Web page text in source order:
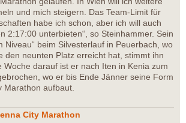
und mich steigern. Das Team-Limit für
habe ich schon, aber ich will auch
2:17:00 unterbieten“, so Steinhammer. Sein
Niveau“ beim Silvesterlauf in Peuerbach, wo
den neunten Platz erreicht hat, stimmt ihn
Woche darauf ist er nach Iten in Kenia zum
wo er bis Ende Jänner seine Form
Marathon aufbaut.
City Marathon